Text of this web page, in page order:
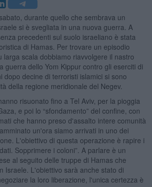
durante quello che sembrava un
si è svegliata in una nuova guerra. A
precedenti sul suolo israeliano è stata
di Hamas. Per trovare un episodio
larga scala dobbiamo riavvolgere il nastro
guerra dello Yom Kippur contro gli eserciti di
dopo decine di terroristi islamici si sono
della regione meridionale del Negev.
risuonato fino a Tel Aviv, per la pioggia
e poi lo “sfondamento” del confine, con
che hanno preso d'assalto intere comunità
un'ora siamo arrivati in uno dei
L'obiettivo di questa operazione è rapire i
Sopprimere i coloni”. A parlare è un
al seguito delle truppe di Hamas che
Israele. L'obiettivo sarà anche stato di
la loro liberazione, l'unica certezza è